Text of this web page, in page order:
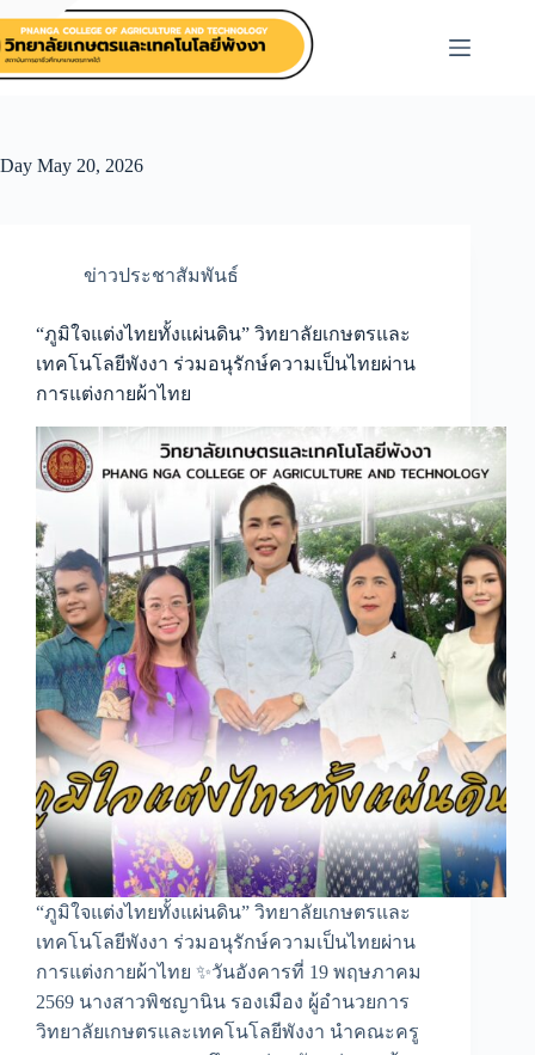
content
Day May 20, 2026
ข่าวประชาสัมพันธ์
“ภูมิใจแต่งไทยทั้งแผ่นดิน” วิทยาลัยเกษตรและ
เทคโนโลยีพังงา ร่วมอนุรักษ์ความเป็นไทยผ่าน
การแต่งกายผ้าไทย
“ภูมิใจแต่งไทยทั้งแผ่นดิน” วิทยาลัยเกษตรและ
เทคโนโลยีพังงา ร่วมอนุรักษ์ความเป็นไทยผ่าน
การแต่งกายผ้าไทย ✨วันอังคารที่ 19 พฤษภาคม
2569 นางสาวพิชญานิน รองเมือง ผู้อำนวยการ
วิทยาลัยเกษตรและเทคโนโลยีพังงา นำคณะครู